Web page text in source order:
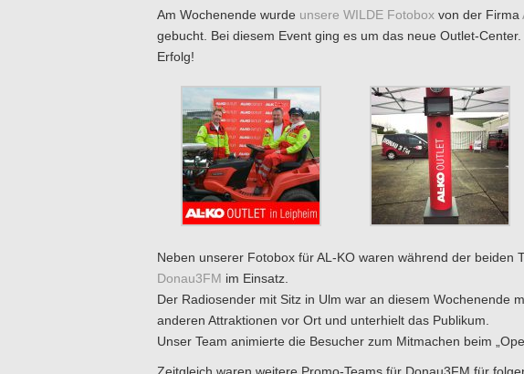
Am Wochenende wurde unsere WILDE Fotobox von der Firma
gebucht. Bei diesem Event ging es um das neue Outlet-
Erfolg!
Neben unserer Fotobox für AL-KO waren während der beiden
Donau3FM im Einsatz.
Der Radiosender mit Sitz in Ulm war an diesem Wochenende
anderen Attraktionen vor Ort und unterhielt das Publikum.
Unser Team animierte die Besucher zum Mitmachen beim